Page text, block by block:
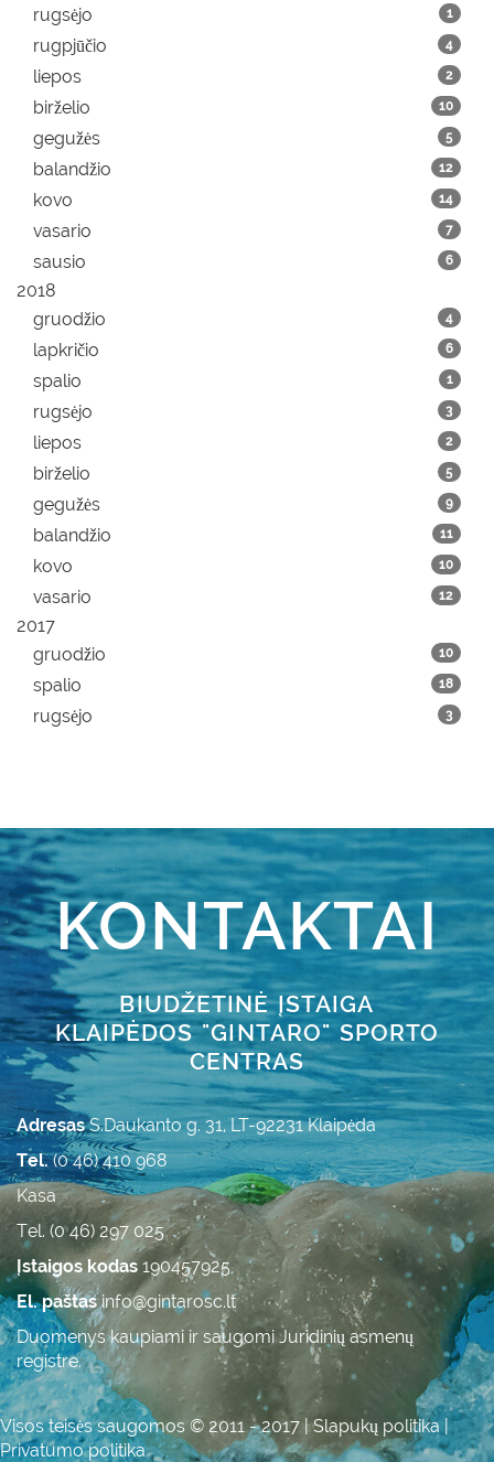
rugsėjo 1
rugpjūčio 4
liepos 2
birželio 10
gegužės 5
balandžio 12
kovo 14
vasario 7
sausio 6
2018
gruodžio
4
lapkričio 6
spalio 1
rugsėjo 3
liepos 2
birželio 5
gegužės 9
balandžio 11
kovo 10
vasario 12
2017
gruodžio
10
spalio 18
rugsėjo 3
KONTAKTAI
BIUDŽETINĖ ĮSTAIGA
KLAIPĖDOS "GINTARO" SPORTO
CENTRAS
AdresasS.Daukanto g. 31, LT-92231 Klaipėda
Tel.(0 46) 410 968
Kasa
Tel. (0 46) 297 025
Įstaigos kodas 190457925
El. paštasinfo@gintarosc.lt
Duomenys kaupiami ir saugomi Juridinių asmenų
registre.
Visos teisės saugomos © 2011 - 2017 |Slapukų politika
Privatumo politika